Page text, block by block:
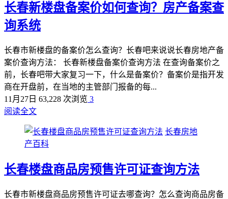
长春新楼盘备案价如何查询？房产备案查
询系统
长春市新楼盘的备案价怎么查询？长春吧来说说长春房地产备
案价查询方法： 长春新楼盘备案价查询方法 在查询备案价之
前，长春吧带大家复习一下，什么是备案价？备案价是指开发
商在开盘前，在当地的主管部门报备的每...
11月27日 63,228 次浏览 3
阅读全文
长春房地
产百科
长春楼盘商品房预售许可证查询方法
长春市新楼盘商品房预售许可证去哪查询？怎么查询商品房备